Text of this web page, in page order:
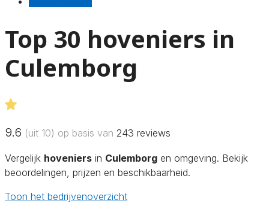
Top 30 hoveniers in
Culemborg
9.6 (uit 10) op basis van 243 reviews
Vergelijk hoveniers in Culemborg en omgeving. Bekijk
beoordelingen, prijzen en beschikbaarheid.
Toon het bedrijvenoverzicht